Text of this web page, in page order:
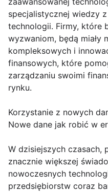
specjalistycznej wiedzy
technologii. Firmy, które
wyzwaniom, będą miały
kompleksowych i
finansowych, które
zarządzaniu swoimi
rynku.
Korzystanie z nowych
Nowe dane jak robić w
W dzisiejszych czasach,
znacznie większej
nowoczesnych
przedsiębiorstw coraz